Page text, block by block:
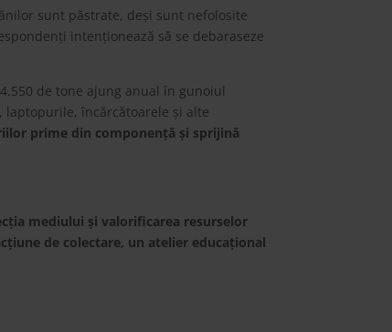
sunt păstrate, deși sunt nefolosite
intenționează să se debaraseze
de tone ajung anual în gunoiul
încărcătoarele și alte
prime din componență și sprijină
mediului și valorificarea resurselor
de colectare, un atelier educațional